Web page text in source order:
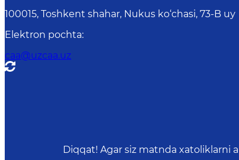
100015, Toshkent shahar, Nukus ko‘chasi, 73-B uу
Elektron pochta:
caa@uzcaa.uz
Diqqat! Agar siz matnda xatoliklarni